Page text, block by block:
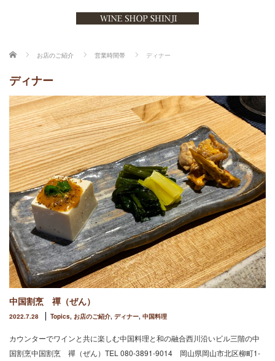
ホーム お店のご紹介 営業時間帯 ディナー
ディナー
中国割烹 禪（ぜん）
2022.7.28 Topics, お店のご紹介, ディナー, 中国料理
カウンターでワインと共に楽しむ中国料理と和の融合西川沿いビル三階の中
国割烹中国割烹 禪（ぜん）TEL 080-3891-9014 岡山県岡山市北区柳町1-